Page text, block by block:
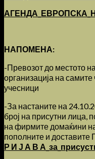
НАПОМЕНА:
-Превозот до местото
организација на
учесници
-За настаните на
број на присутни лица,
на фирмите домаќини
пополните и доставите
Р И Ј А В